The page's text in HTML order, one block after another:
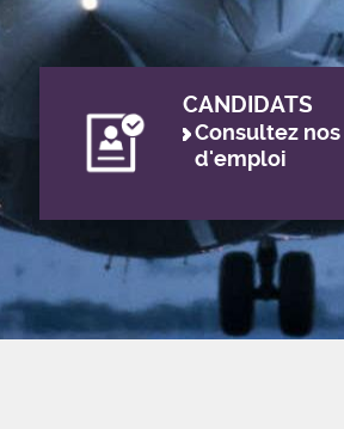
CANDIDATS
Consultez
d'emploi